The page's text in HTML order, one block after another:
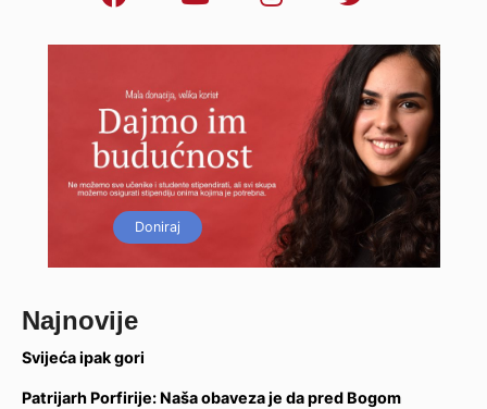
Doniraj
Najnovije
Svijeća ipak gori
Patrijarh Porfirije: Naša obaveza je da pred Bogom